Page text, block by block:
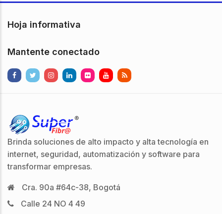
Hoja informativa
Mantente conectado
Brinda soluciones de alto impacto y alta tecnología en
internet, seguridad, automatización y software para
transformar empresas.
Cra. 90a #64c-38, Bogotá
Calle 24 NO 4 49